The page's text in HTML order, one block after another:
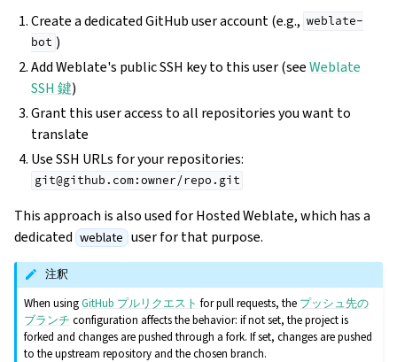
Create a dedicated GitHub user account (e.g., weblate-
bot )
Add Weblate's public SSH key to this user (seeWeblate
SSH 鍵)
Grant this user access to all repositories you want to
translate
Use SSH URLs for your repositories:
git@github.com:owner/repo.git
This approach is also used for Hosted Weblate, which has a
dedicated weblate user for that purpose.
注釈
When usingGitHub プルリクエスト for pull requests, the プッシュ先の
ブランチ configuration affects the behavior: if not set, the project is
forked and changes are pushed through a fork. If set, changes are pushed
to the upstream repository and the chosen branch.